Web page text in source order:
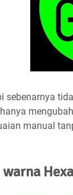
sebenarnya
manual